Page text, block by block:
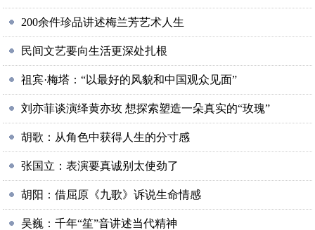
200余件珍品讲述梅兰芳艺术人生
民间文艺要向生活更深处扎根
祖宾·梅塔：“以最好的风貌和中国观众见面”
刘亦菲谈演绎黄亦玫 想探索塑造一朵真实的“玫瑰”
胡歌：从角色中获得人生的分寸感
张国立：表演要真诚别太使劲了
胡阳：借屈原《九歌》诉说生命情感
吴巍：千年“笙”音讲述当代精神